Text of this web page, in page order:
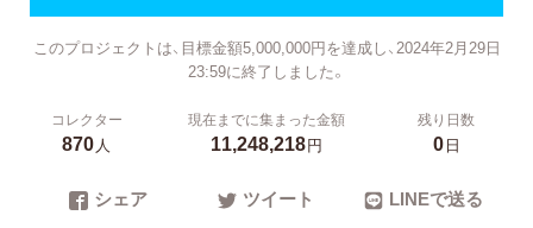
このプロジェクトは、目標金額5,000,000円を達成し、2024年2月29日
23:59に終了しました。
コレクター
870人
現在までに集まった金額
11,248,218円
残り日数
0日
シェア ツイート LINEで送る